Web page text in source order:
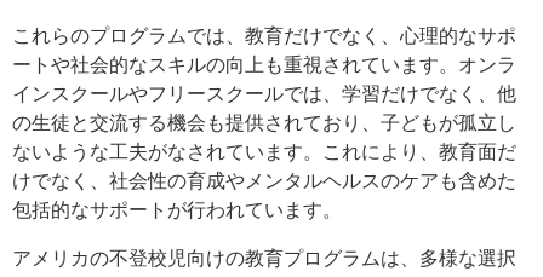
これらのプログラムでは、教育だけでなく、心理的なサポ
ートや社会的なスキルの向上も重視されています。オンラ
インスクールやフリースクールでは、学習だけでなく、他
の生徒と交流する機会も提供されており、子どもが孤立し
ないような工夫がなされています。これにより、教育面だ
けでなく、社会性の育成やメンタルヘルスのケアも含めた
包括的なサポートが行われています。
アメリカの不登校児向けの教育プログラムは、多様な選択